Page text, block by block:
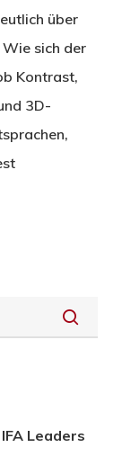
über
sich der
Kontrast,
3D-
Leaders